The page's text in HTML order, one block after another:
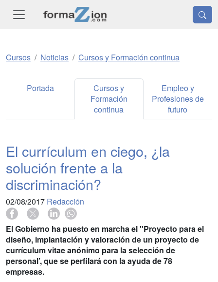
Cursos Noticias Cursos y Formación continua
Portada
Cursos y
Formación
continua
Empleo y
Profesiones de
futuro
El currículum en ciego, ¿la
solución frente a la
discriminación?
02/08/2017 Redacción
El Gobierno ha puesto en marcha el "Proyecto para el
diseño, implantación y valoración de un proyecto de
currículum vitae anónimo para la selección de
personal’, que se perfilará con la ayuda de 78
empresas.